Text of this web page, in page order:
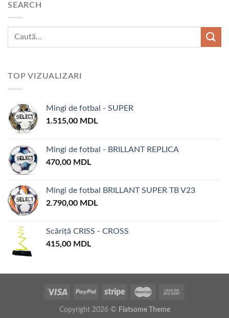
SEARCH
TOP VIZUALIZARI
Mingi de fotbal - SUPER
1.515,00 MDL
Mingi de fotbal - BRILLANT REPLICA
470,00 MDL
Mingi de fotbal BRILLANT SUPER TB V23
2.790,00 MDL
Scăriță CRISS - CROSS
415,00 MDL
Copyright 2026 © Flatsome Theme